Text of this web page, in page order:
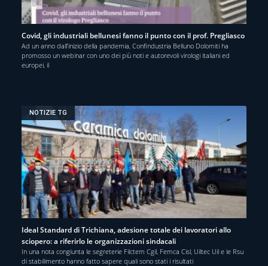
Covid, gli industriali bellunesi fanno il punto con il prof. Pregliasco
Ad un anno dall’inizio della pandemia, Confindustria Belluno Dolomiti ha
promosso un webinar con uno dei più noti e autorevoli virologi italiani ed
europei, il
NOTIZIE TG
Ideal Standard di Trichiana, adesione totale dei lavoratori allo
sciopero: a riferirlo le organizzazioni sindacali
In una nota congiunta le segreterie Filctem Cgil, Femca Cisl, Uiltec Uil e le Rsu
di stabilimento hanno fatto sapere quali sono stati i risultati